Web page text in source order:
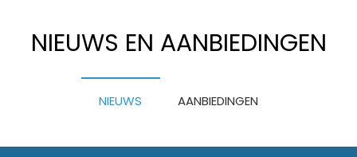
NIEUWS EN AANBIEDINGEN
NIEUWS AANBIEDINGEN